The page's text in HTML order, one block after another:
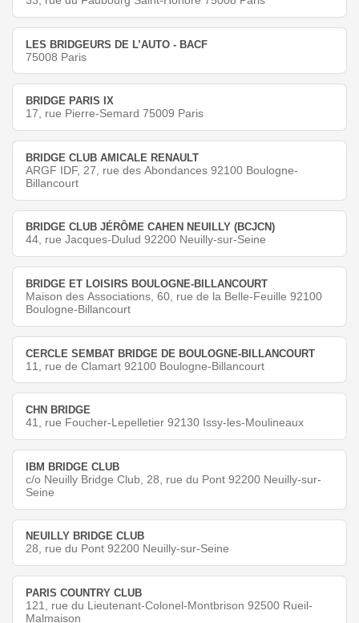
LES BRIDGEURS DE L’AUTO - BACF
75008 Paris
BRIDGE PARIS IX
17, rue Pierre-Semard 75009 Paris
BRIDGE CLUB AMICALE RENAULT
ARGF IDF, 27, rue des Abondances 92100 Boulogne-
Billancourt
BRIDGE CLUB JÉRÔME CAHEN NEUILLY (BCJCN)
44, rue Jacques-Dulud 92200 Neuilly-sur-Seine
BRIDGE ET LOISIRS BOULOGNE-BILLANCOURT
Maison des Associations, 60, rue de la Belle-Feuille 92100
Boulogne-Billancourt
CERCLE SEMBAT BRIDGE DE BOULOGNE-BILLANCOURT
11, rue de Clamart 92100 Boulogne-Billancourt
CHN BRIDGE
41, rue Foucher-Lepelletier 92130 Issy-les-Moulineaux
IBM BRIDGE CLUB
c/o Neuilly Bridge Club, 28, rue du Pont 92200 Neuilly-sur-
Seine
NEUILLY BRIDGE CLUB
28, rue du Pont 92200 Neuilly-sur-Seine
PARIS COUNTRY CLUB
121, rue du Lieutenant-Colonel-Montbrison 92500 Rueil-
Malmaison